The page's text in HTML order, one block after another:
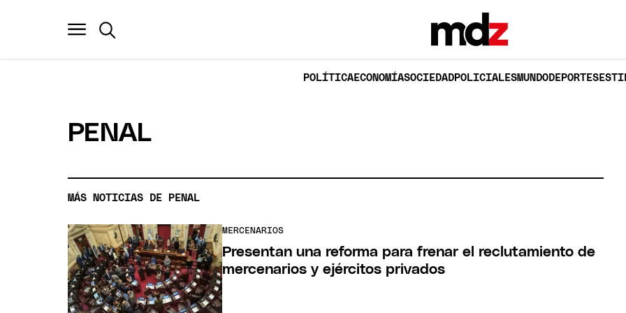
POLÍTICAECONOMÍASOCIEDADPOLICIALESMUNDODEPORTES
PENAL
MÁS NOTICIAS DE PENAL
MERCENARIOS
Presentan una reforma para frenar el reclutamiento de
mercenarios y ejércitos privados